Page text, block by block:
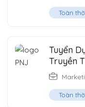
Toàn
Tuyển
Truyền
Toàn